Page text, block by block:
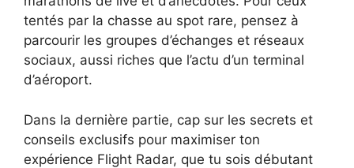
tentés par la chasse au spot rare, pensez à
parcourir les groupes d’échanges et réseaux
sociaux, aussi riches que l’actu d’un terminal
d’aéroport.
Dans la dernière partie, cap sur les secrets et
conseils exclusifs pour maximiser ton
expérience Flight Radar, que tu sois débutant